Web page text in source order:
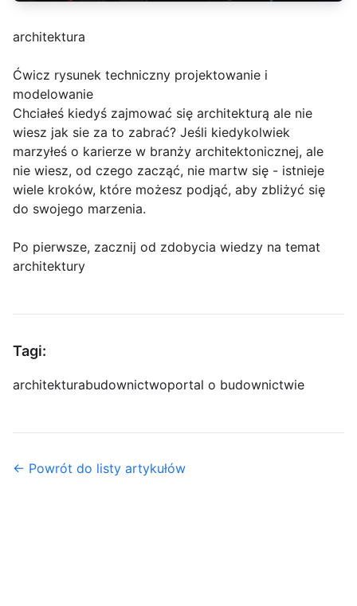
architektura
Ćwicz rysunek techniczny projektowanie i
modelowanie
Chciałeś kiedyś zajmować się architekturą ale nie
wiesz jak sie za to zabrać? Jeśli kiedykolwiek
marzyłeś o karierze w branży architektonicznej, ale
nie wiesz, od czego zacząć, nie martw się - istnieje
wiele kroków, które możesz podjąć, aby zbliżyć się
do swojego marzenia.
Po pierwsze, zacznij od zdobycia wiedzy na temat
architektury
Tagi:
architekturabudownictwoportal o budownictwie
← Powrót do listy artykułów